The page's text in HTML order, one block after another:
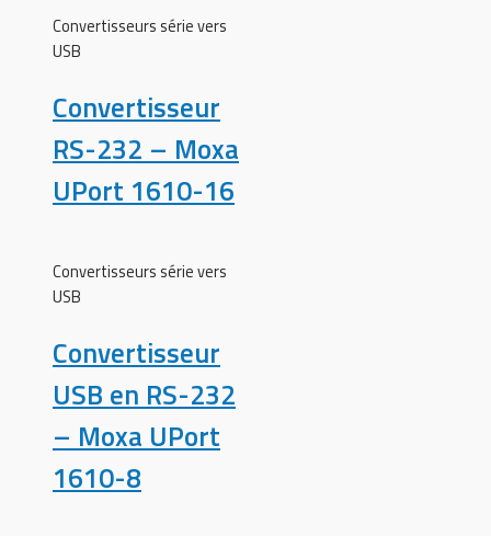
Convertisseurs série vers
USB
Convertisseur
RS-232 – Moxa
UPort 1610-16
Convertisseurs série vers
USB
Convertisseur
USB en RS-232
– Moxa UPort
1610-8